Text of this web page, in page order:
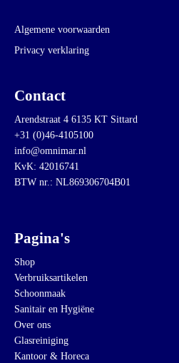
Algemene voorwaarden
Privacy verklaring
Contact
Arendstraat 4 6135 KT Sittard
+31 (0)46-4105100
info@omnimar.nl
KvK: 42016741
BTW nr.: NL869306704B01
Pagina's
Shop
Verbruiksartikelen
Schoonmaak
Sanitair en Hygiëne
Over ons
Glasreiniging
Kantoor & Horeca